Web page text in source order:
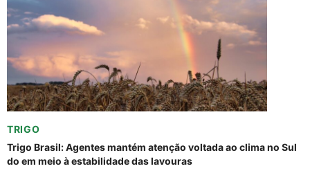
TRIGO
Trigo Brasil: Agentes mantém atenção voltada ao clima no Sul
do em meio à estabilidade das lavouras